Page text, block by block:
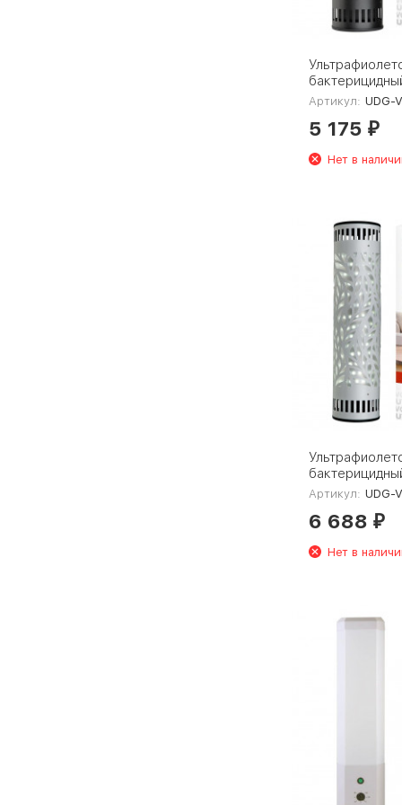
Black UL-
Артикул: UDG-
5 175 ₽
Нет в
Steel UL-
Артикул: UDG-
6 688 ₽
Нет в